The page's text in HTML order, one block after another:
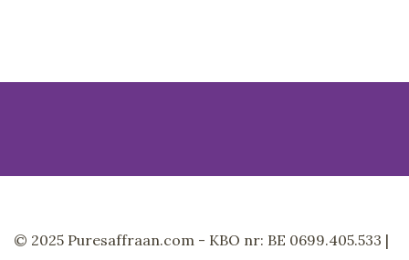
© 2025 Puresaffraan.com - KBO nr: BE 0699.405.533 |